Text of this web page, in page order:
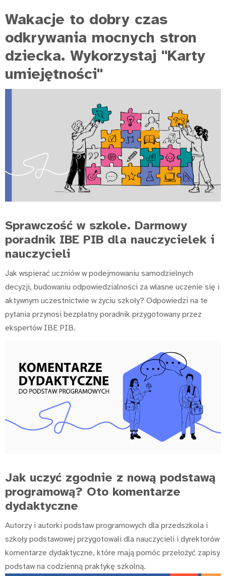
Wakacje to dobry czas
odkrywania mocnych stron
dziecka. Wykorzystaj "Karty
umiejętności"
Sprawczość w szkole. Darmowy
poradnik IBE PIB dla nauczycielek i
nauczycieli
Jak wspierać uczniów w podejmowaniu samodzielnych
decyzji, budowaniu odpowiedzialności za własne uczenie się i
aktywnym uczestnictwie w życiu szkoły? Odpowiedzi na te
pytania przynosi bezpłatny poradnik przygotowany przez
ekspertów IBE PIB.
Jak uczyć zgodnie z nową podstawą
programową? Oto komentarze
dydaktyczne
Autorzy i autorki podstaw programowych dla przedszkola i
szkoły podstawowej przygotowali dla nauczycieli i dyrektorów
komentarze dydaktyczne, które mają pomóc przełożyć zapisy
podstaw na codzienną praktykę szkolną.